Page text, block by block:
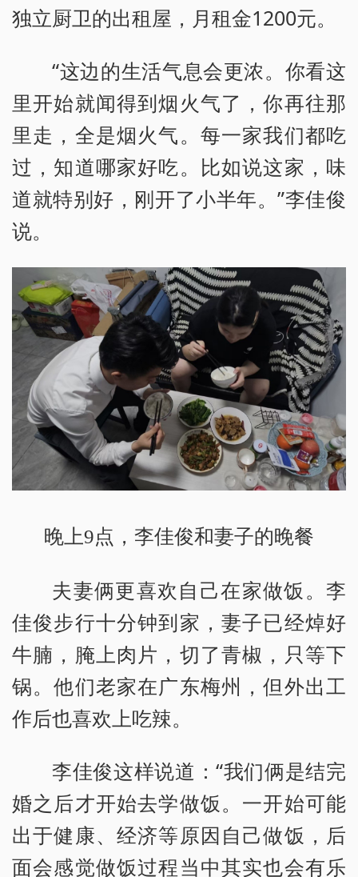
独立厨卫的出租屋，月租金1200元。
“这边的生活气息会更浓。你看这
里开始就闻得到烟火气了，你再往那
里走，全是烟火气。每一家我们都吃
过，知道哪家好吃。比如说这家，味
道就特别好，刚开了小半年。”李佳俊
说。
晚上9点，李佳俊和妻子的晚餐
夫妻俩更喜欢自己在家做饭。李
佳俊步行十分钟到家，妻子已经焯好
牛腩，腌上肉片，切了青椒，只等下
锅。他们老家在广东梅州，但外出工
作后也喜欢上吃辣。
李佳俊这样说道：“我们俩是结完
婚之后才开始去学做饭。一开始可能
出于健康、经济等原因自己做饭，后
面会感觉做饭过程当中其实也会有乐